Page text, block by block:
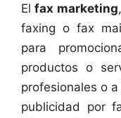
Elfax marketing
faxing o fax
para
productos o
profesionales o
publicidad por